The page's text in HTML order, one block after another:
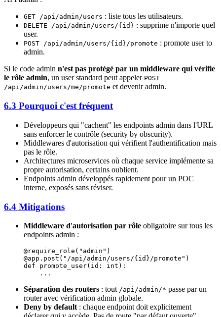
GET /api/admin/users : liste tous les utilisateurs.
DELETE /api/admin/users/{id} : supprime n'importe quel
user.
POST /api/admin/users/{id}/promote : promote user to
admin.
Si le code admin n'est pas protégé par un middleware qui vérifie
le rôle admin, un user standard peut appeler POST
/api/admin/users/me/promote et devenir admin.
6.3 Pourquoi c'est fréquent
Développeurs qui "cachent" les endpoints admin dans l'URL
sans enforcer le contrôle (security by obscurity).
Middlewares d'autorisation qui vérifient l'authentification mais
pas le rôle.
Architectures microservices où chaque service implémente sa
propre autorisation, certains oublient.
Endpoints admin développés rapidement pour un POC
interne, exposés sans réviser.
6.4 Mitigations
Middleware d'autorisation par rôle obligatoire sur tous les
endpoints admin :
@require_role ( "admin" )
@app.post ( "/api/admin/users/{id}/promote" )
def promote_user(id: int ):
    ...
Séparation des routers : tout /api/admin/* passe par un
router avec vérification admin globale.
Deny by default : chaque endpoint doit explicitement